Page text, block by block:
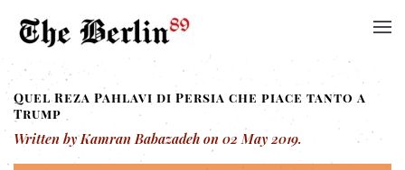
Quel Reza Pahlavi di Persia che piace tanto a
Trump
Written by Kamran Babazadeh on 02 May 2019.